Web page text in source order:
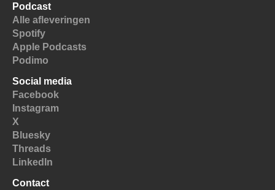
Podcast
Alle afleveringen
Spotify
Apple Podcasts
Podimo
Social media
Facebook
Instagram
X
Bluesky
Threads
LinkedIn
Contact